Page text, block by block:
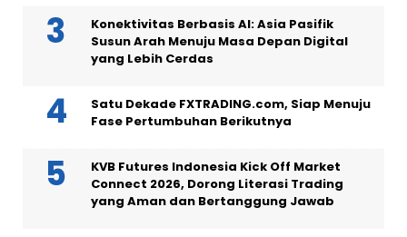
Konektivitas Berbasis AI: Asia Pasifik
Susun Arah Menuju Masa Depan Digital
yang Lebih Cerdas
Satu Dekade FXTRADING.com, Siap Menuju
Fase Pertumbuhan Berikutnya
KVB Futures Indonesia Kick Off Market
Connect 2026, Dorong Literasi Trading
yang Aman dan Bertanggung Jawab